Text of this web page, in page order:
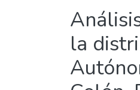
la